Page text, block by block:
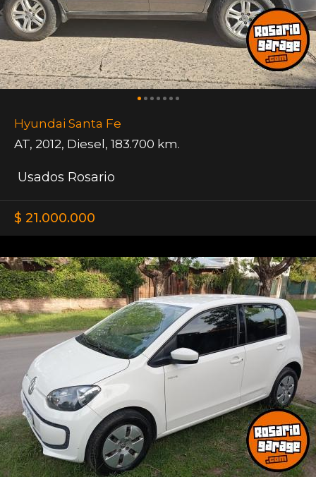
Hyundai Santa Fe
AT, 2012, Diesel, 183.700 km.
Usados Rosario
$ 21.000.000